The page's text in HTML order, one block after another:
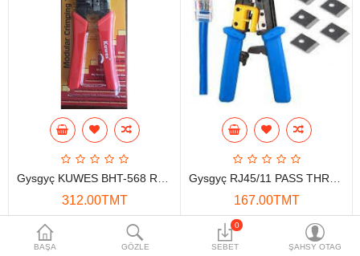
Tor Enjamlary
Öý enjamlary
Telefon ulgamy
Akylly öý
Ykjam enjamlar
Proýektorlar
Gurallar
Oýun konsoly
BAŞA GÖZLE
0
SEBET ŞAHSY OTAG
312.00TMT 167.00TMT